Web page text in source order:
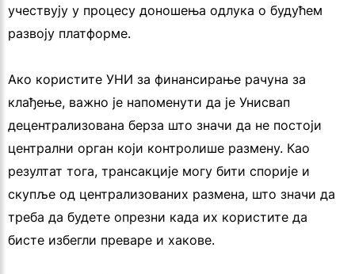
учествују у процесу доношења одлука о будућем
развоју платформе.
Ако користите УНИ за финансирање рачуна за
клађење, важно је напоменути да је Унисвап
децентрализована берза што значи да не постоји
централни орган који контролише размену. Као
резултат тога, трансакције могу бити спорије и
скупље од централизованих размена, што значи да
треба да будете опрезни када их користите да
бисте избегли преваре и хакове.